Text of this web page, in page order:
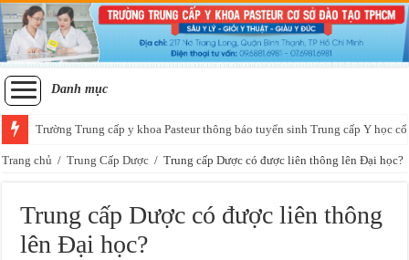
Danh mục
Trường Trung cấp y khoa Pasteur thông báo tuyển sinh Trung cấp Y học
Tuyển sinh lớp sơ cấp xoa bóp bấm huyệt học thứ 7 chủ nhật tại Sài Gòn
Trang chủ / Trung Cấp Dược / Trung cấp Dược có được liên thông lên Đại học?
Trung cấp Dược có được liên thông
lên Đại học?